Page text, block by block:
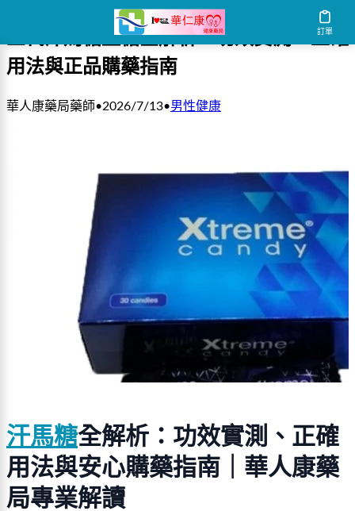
訂單
三代汗馬糖藍糖全解析：功效實測、正確
用法與正品購藥指南
華人康藥局藥師•2026/7/13•男性健康
汗馬糖全解析：功效實測、正確
用法與安心購藥指南｜華人康藥
局專業解讀